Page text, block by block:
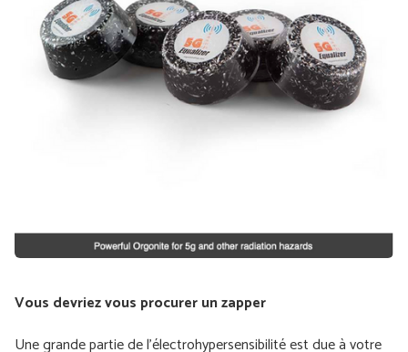
Vous devriez vous procurer un zapper
Une grande partie de l'électrohypersensibilité est due à votre